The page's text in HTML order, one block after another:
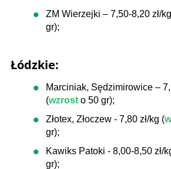
ZM Wierzejki – 7,50-8,20 zł/
gr);
Łódzkie:
Marciniak, Sędzimirowice –
(wzrost o 50 gr);
Złotex, Złoczew - 7,80 zł/kg (
gr);
Kawiks Patoki - 8,00-8,50 zł/
gr);